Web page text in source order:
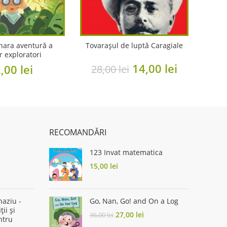
aventură a
exploratori
lei
Tovarașul de luptă Caragiale
28,00lei Original
14,00 leiCurrent
-
și
RECOMANDĂRI
123 Invat matematica
15,00 lei
Go, Nan, Go! and On a Log
36,00lei Original
27,00 leiCurrent